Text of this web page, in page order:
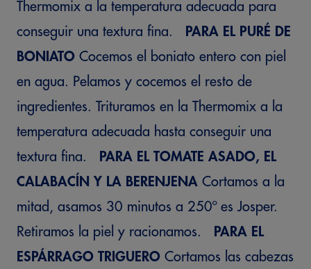
Thermomix a la temperatura adecuada para
conseguir una textura fina.
PARA EL PURÉ DE
BONIATO Cocemos el boniato entero con piel
en agua. Pelamos y cocemos el resto de
ingredientes. Trituramos en la Thermomix a la
temperatura adecuada hasta conseguir una
textura fina.
PARA EL TOMATE ASADO, EL
CALABACÍN Y LA BERENJENA Cortamos a la
mitad, asamos 30 minutos a 250º es Josper.
Retiramos la piel y racionamos.
PARA EL
ESPÁRRAGO TRIGUERO Cortamos las cabezas